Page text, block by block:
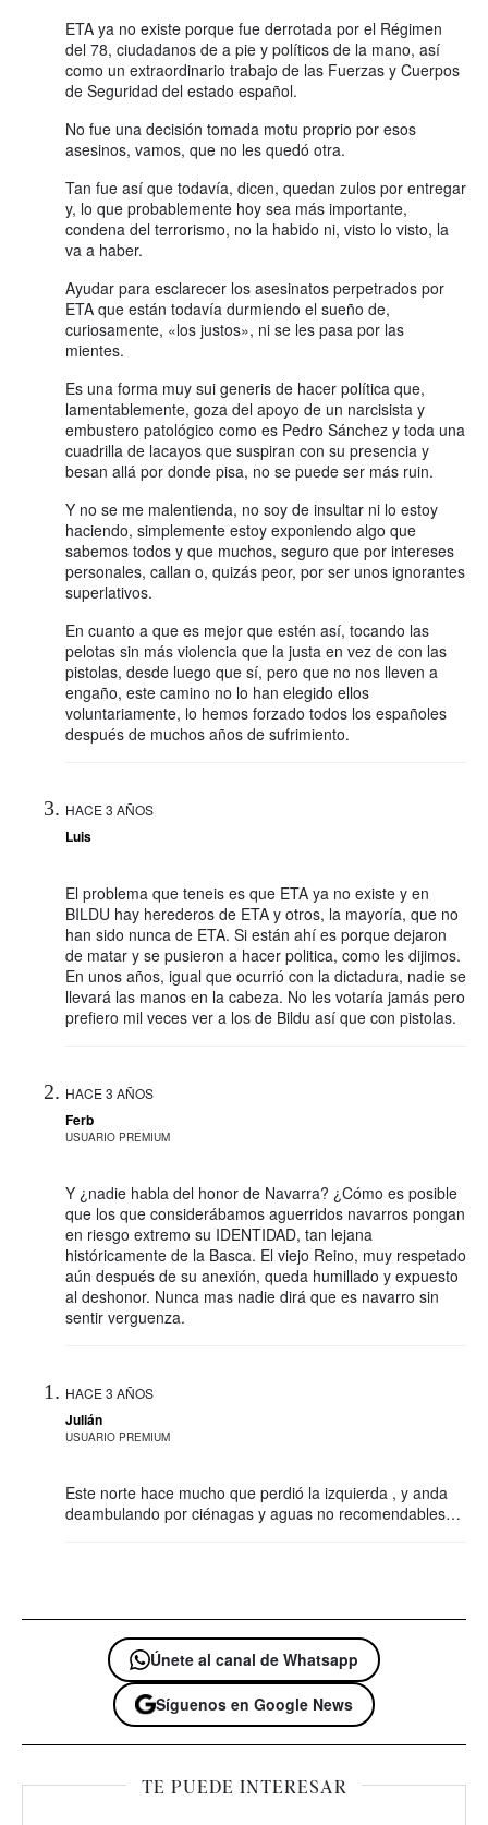
ETA ya no existe porque fue derrotada por el Régimen
del 78, ciudadanos de a pie y políticos de la mano, así
como un extraordinario trabajo de las Fuerzas y Cuerpos
de Seguridad del estado español.
No fue una decisión tomada motu proprio por esos
asesinos, vamos, que no les quedó otra.
Tan fue así que todavía, dicen, quedan zulos por entregar
y, lo que probablemente hoy sea más importante,
condena del terrorismo, no la habido ni, visto lo visto, la
va a haber.
Ayudar para esclarecer los asesinatos perpetrados por
ETA que están todavía durmiendo el sueño de,
curiosamente, «los justos», ni se les pasa por las
mientes.
Es una forma muy sui generis de hacer política que,
lamentablemente, goza del apoyo de un narcisista y
embustero patológico como es Pedro Sánchez y toda una
cuadrilla de lacayos que suspiran con su presencia y
besan allá por donde pisa, no se puede ser más ruin.
Y no se me malentienda, no soy de insultar ni lo estoy
haciendo, simplemente estoy exponiendo algo que
sabemos todos y que muchos, seguro que por intereses
personales, callan o, quizás peor, por ser unos ignorantes
superlativos.
En cuanto a que es mejor que estén así, tocando las
pelotas sin más violencia que la justa en vez de con las
pistolas, desde luego que sí, pero que no nos lleven a
engaño, este camino no lo han elegido ellos
voluntariamente, lo hemos forzado todos los españoles
después de muchos años de sufrimiento.
HACE 3 AÑOS
Luis
El problema que teneis es que ETA ya no existe y en
BILDU hay herederos de ETA y otros, la mayoría, que no
han sido nunca de ETA. Si están ahí es porque dejaron
de matar y se pusieron a hacer politica, como les dijimos.
En unos años, igual que ocurrió con la dictadura, nadie se
llevará las manos en la cabeza. No les votaría jamás pero
prefiero mil veces ver a los de Bildu así que con pistolas.
HACE 3 AÑOS
Ferb
USUARIO PREMIUM
Y ¿nadie habla del honor de Navarra? ¿Cómo es posible
que los que considerábamos aguerridos navarros pongan
en riesgo extremo su IDENTIDAD, tan lejana
históricamente de la Basca. El viejo Reino, muy respetado
aún después de su anexión, queda humillado y expuesto
al deshonor. Nunca mas nadie dirá que es navarro sin
sentir verguenza.
HACE 3 AÑOS
Julián
USUARIO PREMIUM
Este norte hace mucho que perdió la izquierda , y anda
deambulando por ciénagas y aguas no recomendables…
Únete al canal de Whatsapp
Síguenos en Google News
TE PUEDE INTERESAR